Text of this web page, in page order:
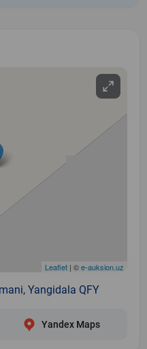
Leaflet | ©e-auksion.uz
Yangidala QFY
Yandex Maps